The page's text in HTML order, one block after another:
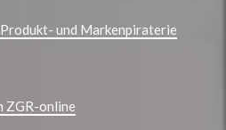
und Markenpiraterie
ZGR-online